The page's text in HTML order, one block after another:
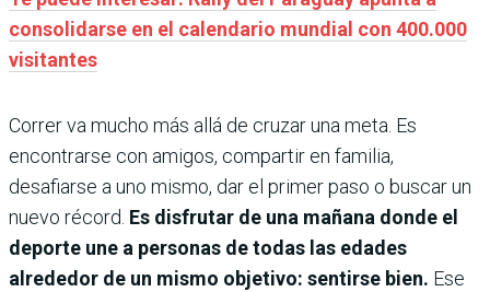
consolidarse en el calendario mundial con 400.000
visitantes
Correr va mucho más allá de cruzar una meta. Es
encontrarse con amigos, compartir en familia,
desafiarse a uno mismo, dar el primer paso o buscar un
nuevo récord. Es disfrutar de una mañana donde el
deporte une a personas de todas las edades
alrededor de un mismo objetivo: sentirse bien. Ese